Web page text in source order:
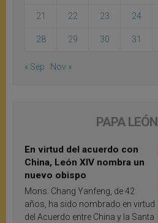
21 22 23 24
28 29 30 31
« Sep Nov »
PAPA
En virtud del acuerdo con
China, León XIV nombra un
nuevo obispo
Mons. Chang Yanfeng, de 42
años, ha sido nombrado en virtud
del Acuerdo entre China y la Santa